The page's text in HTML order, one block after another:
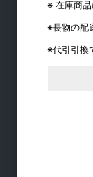
ブース用
ボルト・
戸当り・
※ 在庫商
※長物の配
※代引引換